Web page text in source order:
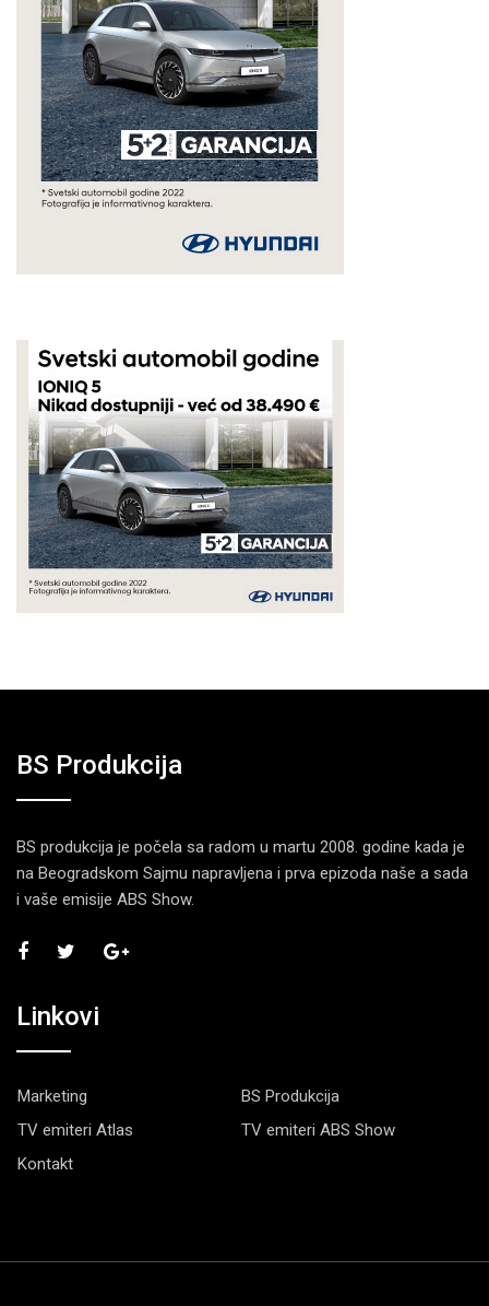
BS Produkcija
BS produkcija je počela sa radom u martu 2008. godine kada je
na Beogradskom Sajmu napravljena i prva epizoda naše a sada
i vaše emisije ABS Show.
Linkovi
Marketing
BS Produkcija
TV emiteri Atlas
TV emiteri ABS Show
Kontakt